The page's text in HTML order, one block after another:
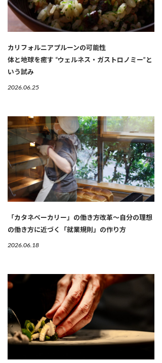
カリフォルニアプルーンの可能性
体と地球を癒す “ウェルネス・ガストロノミー”と
いう試み
2026.06.25
「カタネベーカリー」の働き方改革～自分の理想
の働き方に近づく「就業規則」の作り方
2026.06.18